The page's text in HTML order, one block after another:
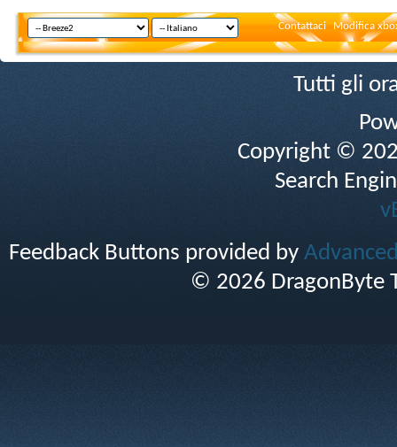
Contattaci Modifica
Tutti gli
Copyright ©
Search
Feedback Buttons provided by
© 2026 DragonByte